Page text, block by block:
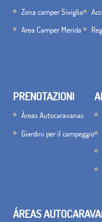
Zona camper Siviglia
Area Camper Merida
PRENOTAZIONI
Áreas Autocaravanas
Giardini per il campeggio
ÁREAS